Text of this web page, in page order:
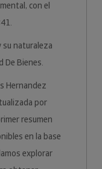
con el
su naturaleza
De Bienes.
Hernandez
por
resumen
en la base
explorar